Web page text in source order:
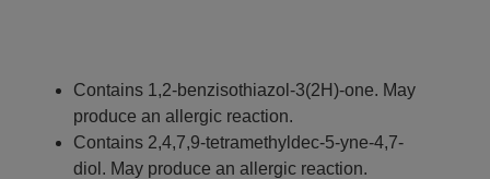
Contains 1,2-benzisothiazol-3(2H)-one. May
produce an allergic reaction.
Contains 2,4,7,9-tetramethyldec-5-yne-4,7-
diol. May produce an allergic reaction.